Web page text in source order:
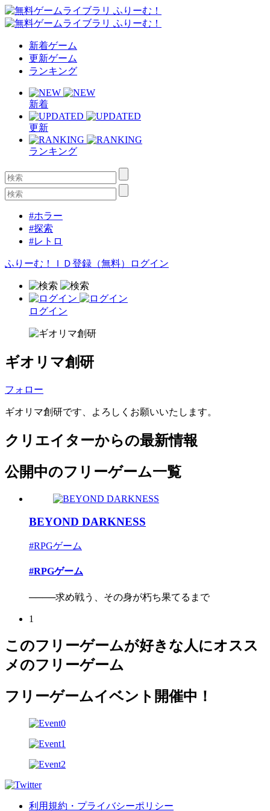
新着ゲーム
更新ゲーム
ランキング
新着
更新
ランキング
#ホラー
#探索
#レトロ
ふりーむ！ＩＤ登録（無料） ログイン
ログイン
ギオリマ創研
フォロー
ギオリマ創研です、よろしくお願いいたします。
クリエイターからの最新情報
公開中のフリーゲーム一覧
BEYOND DARKNESS
#RPGゲーム
#RPGゲーム
────求め戦う、その身が朽ち果てるまで
1
このフリーゲームが好きな人にオスス
メのフリーゲーム
フリーゲームイベント開催中！
利用規約・プライバシーポリシー